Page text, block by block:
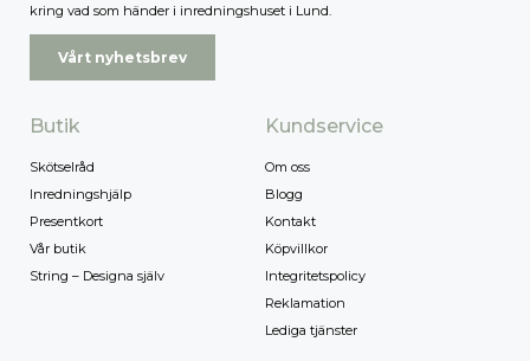
kring vad som händer i inredningshuset i Lund.
Vårt nyhetsbrev
Butik
Skötselråd
Inredningshjälp
Presentkort
Vår butik
String – Designa själv
Kundservice
Om oss
Blogg
Kontakt
Köpvillkor
Integritetspolicy
Reklamation
Lediga tjänster